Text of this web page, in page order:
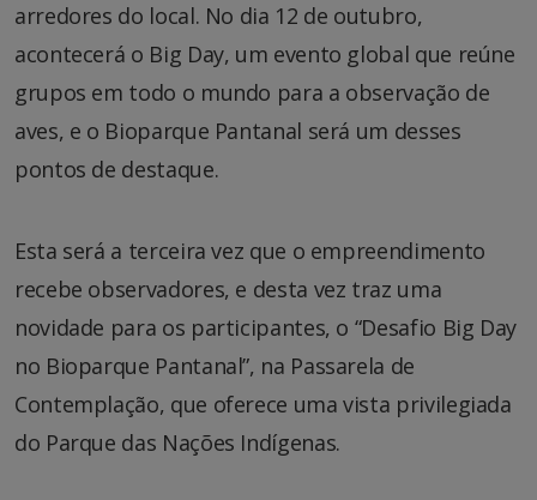
arredores do local. No dia 12 de outubro,
acontecerá o Big Day, um evento global que reúne
grupos em todo o mundo para a observação de
aves, e o Bioparque Pantanal será um desses
pontos de destaque.
Esta será a terceira vez que o empreendimento
recebe observadores, e desta vez traz uma
novidade para os participantes, o “Desafio Big Day
no Bioparque Pantanal”, na Passarela de
Contemplação, que oferece uma vista privilegiada
do Parque das Nações Indígenas.